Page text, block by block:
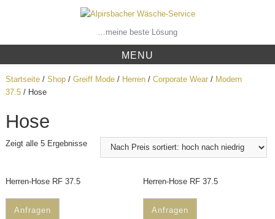
…meine beste Lösung
MENU
Startseite/ Shop/ Greiff Mode/ Herren/ Corporate Wear/ Modern
37.5/ Hose
Hose
Zeigt alle 5 Ergebnisse
Herren-Hose RF 37.5
Anfragen
Herren-Hose RF 37.5
Anfragen